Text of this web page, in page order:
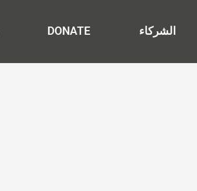
الشركاء DONATE